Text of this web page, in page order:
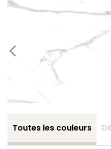
Toutes les couleurs